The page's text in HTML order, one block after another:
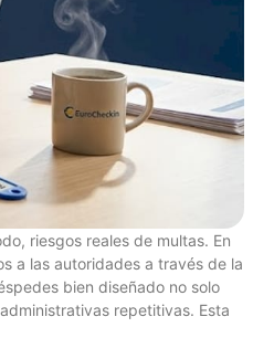
riesgos reales de multas. En
a las autoridades a través de la
bien diseñado no solo
repetitivas. Esta